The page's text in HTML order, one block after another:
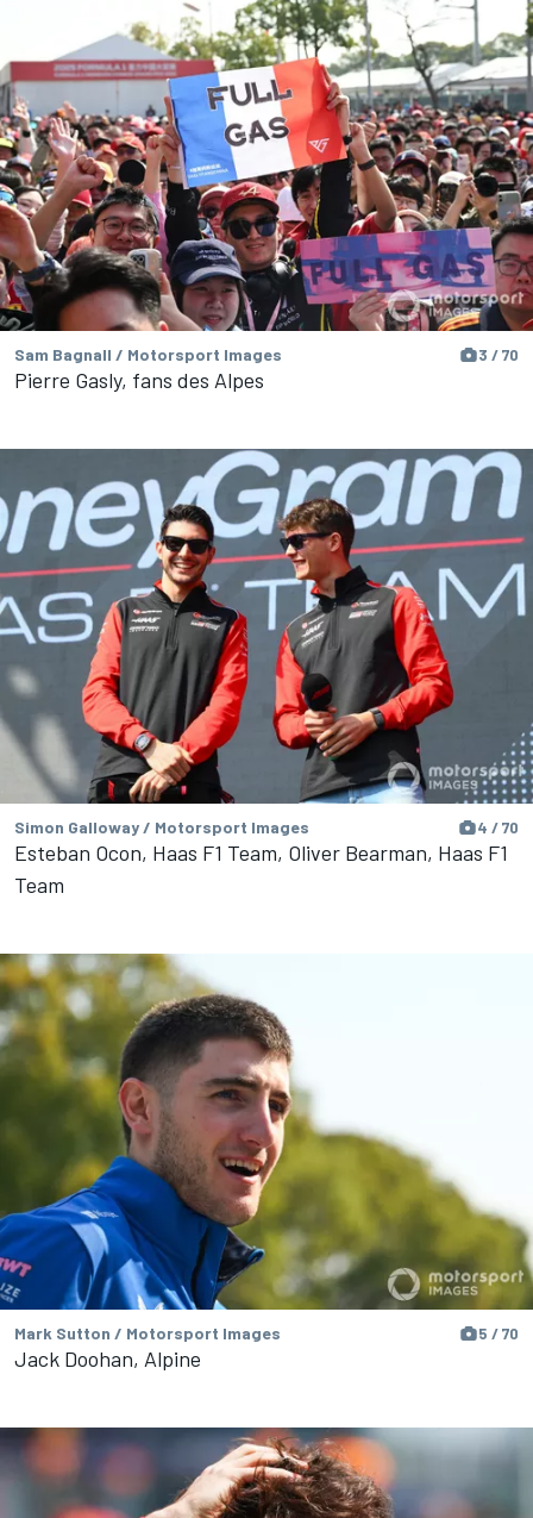
Sam Bagnall / Motorsport Images 3 / 70
Pierre Gasly, fans des Alpes
Simon Galloway / Motorsport Images 4 / 70
Esteban Ocon, Haas F1 Team, Oliver Bearman, Haas F1
Team
Mark Sutton / Motorsport Images 5 / 70
Jack Doohan, Alpine